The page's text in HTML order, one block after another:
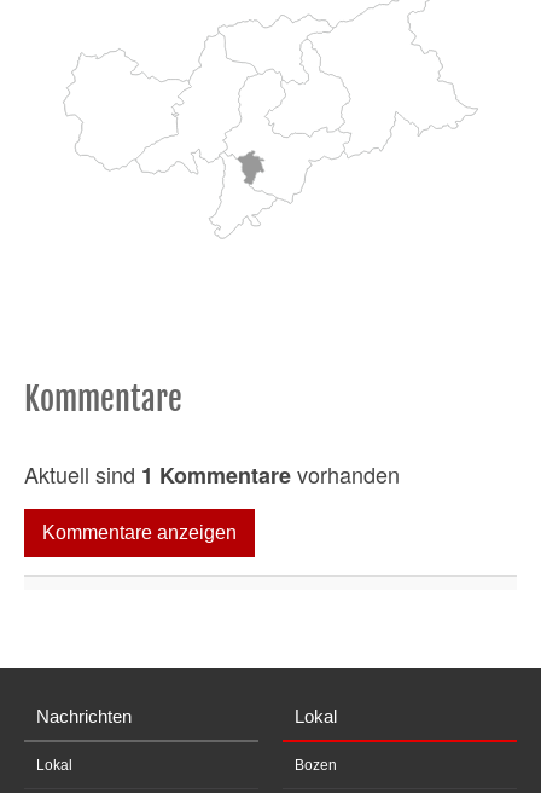
Kommentare
Aktuell sind 1 Kommentarevorhanden
Kommentare anzeigen
Nachrichten
Lokal
Lokal
Bozen